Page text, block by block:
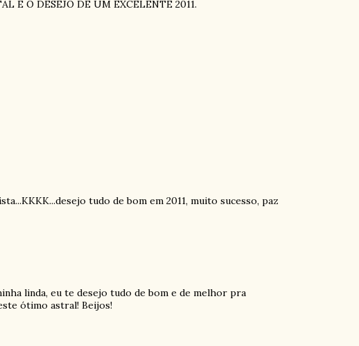
E O DESEJO DE UM EXCELENTE 2011.
tudo de bom em 2011, muito sucesso, paz
linda, eu te desejo tudo de bom e de melhor pra
ótimo astral! Beijos!